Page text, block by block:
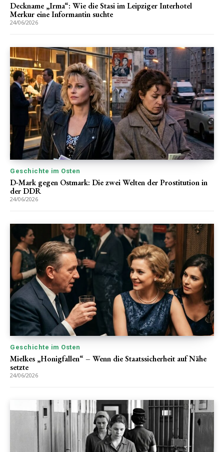
Deckname „Irma“: Wie die Stasi im Leipziger Interhotel
Merkur eine Informantin suchte
24/06/2026
Geschichte im Osten
D-Mark gegen Ostmark: Die zwei Welten der Prostitution in
der DDR
24/06/2026
Geschichte im Osten
Mielkes „Honigfallen“ – Wenn die Staatssicherheit auf Nähe
setzte
24/06/2026